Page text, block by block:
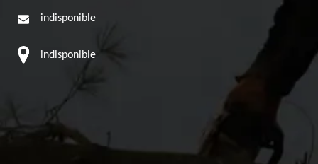
indisponible
indisponible